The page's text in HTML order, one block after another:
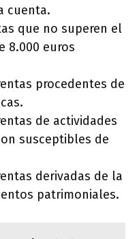
cuenta.
que no superen el
8.000 euros
procedentes de
de actividades
susceptibles de
derivadas de la
patrimoniales.